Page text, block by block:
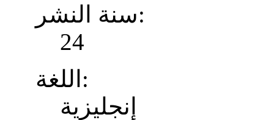
سنة النشر:
24
اللغة:
إنجليزية